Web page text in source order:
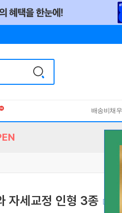
배송비채
자세교정 인형 3종 [ 자세